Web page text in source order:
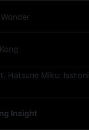
Hatsune Miku: Isshoni
Insight